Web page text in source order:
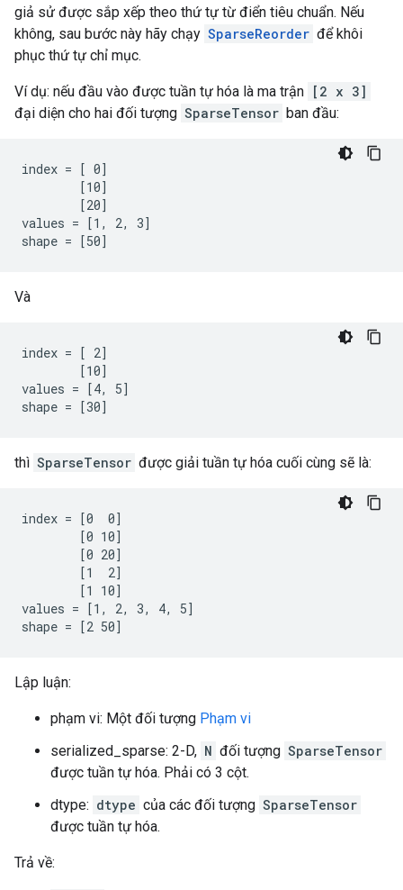
giả sử được sắp xếp theo thứ tự từ điển tiêu chuẩn. Nếu
không, sau bước này hãy chạy SparseReorder để khôi
phục thứ tự chỉ mục.
Ví dụ: nếu đầu vào được tuần tự hóa là ma trận [2 x 3]
đại diện cho hai đối tượng SparseTensor ban đầu:
index = [ 0]
        [10]
        [20]
values = [1, 2, 3]
shape = [50]
Và
index = [ 2]
        [10]
values = [4, 5]
shape = [30]
thì SparseTensor được giải tuần tự hóa cuối cùng sẽ là:
index = [0  0]
        [0 10]
        [0 20]
        [1  2]
        [1 10]
values = [1, 2, 3, 4, 5]
shape = [2 50]
Lập luận:
phạm vi: Một đối tượng Phạm vi
serialized_sparse: 2-D, N đối tượng SparseTensor
được tuần tự hóa. Phải có 3 cột.
dtype: dtype của các đối tượng SparseTensor
được tuần tự hóa.
Trả về: